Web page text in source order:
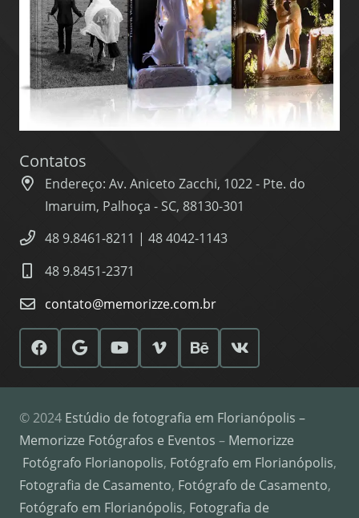
Contatos
Endereço: Av. Aniceto Zacchi, 1022 - Pte. do
Imaruim, Palhoça - SC, 88130-301
48 9.8461-8211 | 48 4042-1143
48 9.8451-2371
contato@memorizze.com.br
© 2024 Estúdio de fotografia em Florianópolis –
Memorizze Fotógrafos e Eventos – Memorizze
Fotógrafo Florianopolis, Fotógrafo em Florianópolis,
Fotografia de Casamento, Fotógrafo de Casamento,
Fotógrafo em Florianópolis, Fotografia de